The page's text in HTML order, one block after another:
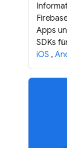
Apps
SDKs
iOS ,